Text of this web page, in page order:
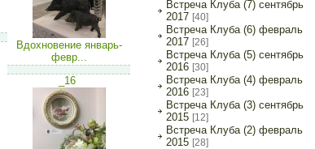
Вдохновение январь-
февр...
_16
Встреча Клуба (7) сентябрь
2017 [40]
Встреча Клуба (6) февраль
2017 [26]
Встреча Клуба (5) сентябрь
2016 [30]
Встреча Клуба (4) февраль
2016 [23]
Встреча Клуба (3) сентябрь
2015 [12]
Встреча Клуба (2) февраль
2015 [28]